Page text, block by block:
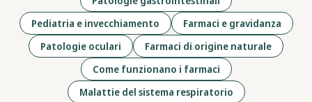
Pediatria e invecchiamento
Farmaci e gravidanza
Patologie oculari
Farmaci di origine naturale
Come funzionano i farmaci
Malattie del sistema respiratorio